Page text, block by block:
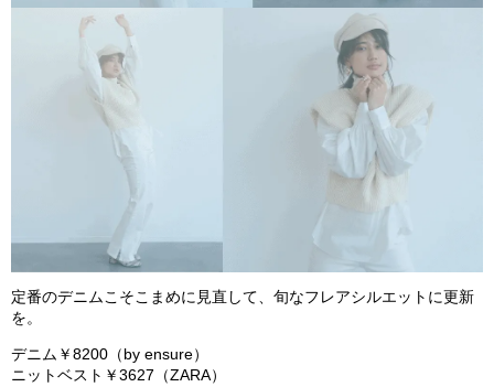
定番のデニムこそこまめに見直して、旬なフレアシルエットに更新
を。
デニム￥ 8200 （ by ensure）
ニットベスト￥ 3627 （ZARA）